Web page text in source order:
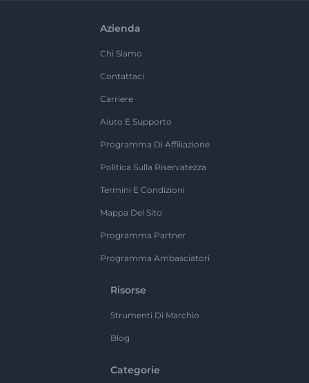
Azienda
Chi Siamo
Contattaci
Carriere
Aiuto E Supporto
Programma Di Affiliazione
Politica Sulla Riservatezza
Termini E Condizioni
Mappa Del Sito
Programma Partner
Programma Ambasciatori
Risorse
Strumenti Di Marchio
Blog
Categorie